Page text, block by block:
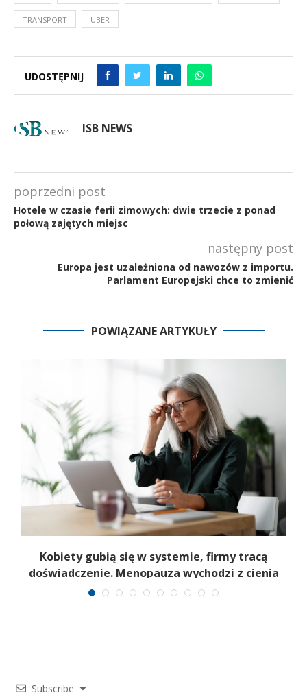
TRANSPORT UBER
UDOSTĘPNIJ
ISB NEWS
poprzedni post
Hotele w czasie ferii zimowych: dwie trzecie z ponad
połową zajętych miejsc
następny post
Europa jest uzależniona od nawozów z importu.
Parlament Europejski chce to zmienić
POWIĄZANE ARTYKUŁY
Kobiety gubią się w systemie, firmy tracą
doświadczenie. Menopauza wychodzi z cienia
Subscribe